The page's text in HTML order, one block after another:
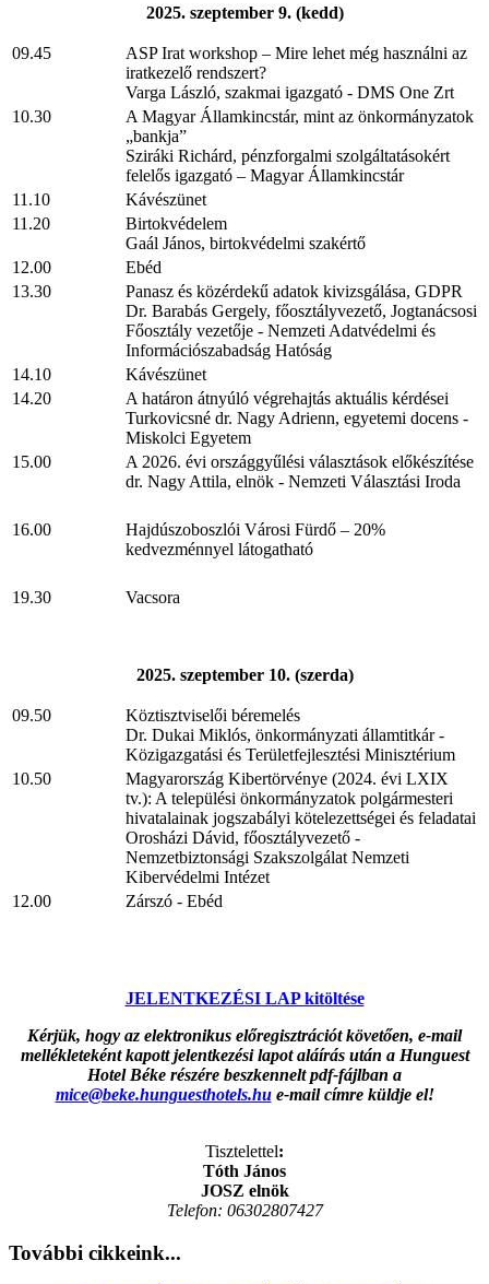
2025. szeptember 9. (kedd)
09.45
ASP Irat workshop – Mire lehet még használni az
iratkezelő rendszert?
Varga László, szakmai igazgató - DMS One Zrt
10.30
A Magyar Államkincstár, mint az önkormányzatok
„bankja”
Sziráki Richárd, pénzforgalmi szolgáltatásokért
felelős igazgató – Magyar Államkincstár
11.10
Kávészünet
11.20
Birtokvédelem
Gaál János, birtokvédelmi szakértő
12.00
Ebéd
13.30
Panasz és közérdekű adatok kivizsgálása, GDPR
Dr. Barabás Gergely, főosztályvezető, Jogtanácsosi
Főosztály vezetője - Nemzeti Adatvédelmi és
Információszabadság Hatóság
14.10
Kávészünet
14.20
A határon átnyúló végrehajtás aktuális kérdései
Turkovicsné dr. Nagy Adrienn, egyetemi docens -
Miskolci Egyetem
15.00
A 2026. évi országgyűlési választások előkészítése
dr. Nagy Attila, elnök - Nemzeti Választási Iroda
16.00
Hajdúszoboszlói Városi Fürdő – 20%
kedvezménnyel látogatható
19.30 Vacsora
2025. szeptember 10. (szerda)
09.50
Köztisztviselői béremelés
Dr. Dukai Miklós, önkormányzati államtitkár -
Közigazgatási és Területfejlesztési Minisztérium
10.50
Magyarország Kibertörvénye (2024. évi LXIX
tv.): A települési önkormányzatok polgármesteri
hivatalainak jogszabályi kötelezettségei és feladatai
Orosházi Dávid, főosztályvezető -
Nemzetbiztonsági Szakszolgálat Nemzeti
Kibervédelmi Intézet
12.00
Zárszó - Ebéd
JELENTKEZÉSI LAP kitöltése
Kérjük, hogy az elektronikus előregisztrációt követően, e-mail
mellékleteként kapott jelentkezési lapot aláírás után a Hunguest
Hotel Béke részére beszkennelt pdf-fájlban a
mice@beke.hunguesthotels.hue-mail címre küldje el!
Tisztelettel:
Tóth János
JOSZ elnök
Telefon: 06302807427
További cikkeink...